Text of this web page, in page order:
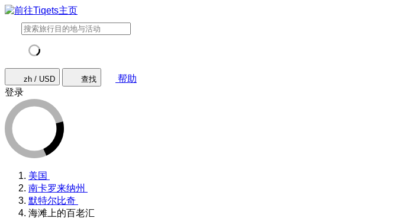
zh / USD 查找
帮助
登录
美国
南卡罗来纳州
默特尔比奇
海滩上的百老汇